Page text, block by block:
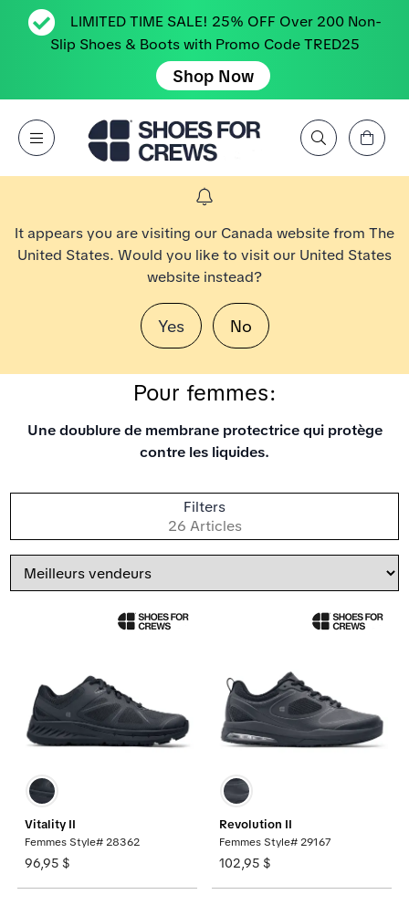
LIMITED TIME SALE! 25% OFF Over 200 Non-
Slip Shoes & Boots with Promo Code TRED25
Shop Now
Open Menu
Aller à la page d’accueil Shoes For Crews
Rechercher par marque, caractéristique, style, couleur, etc.
Affichez le panier
It appears you are visiting our Canada website from The
United States. Would you like to visit our United States
website instead?
Yes No
Pour femmes:
Une doublure de membrane protectrice qui protège
contre les liquides.
Filters
26 Articles
Trier
par
Vitality II
Femmes Style# 28362
96,95 $
Revolution II
Femmes Style# 29167
102,95 $